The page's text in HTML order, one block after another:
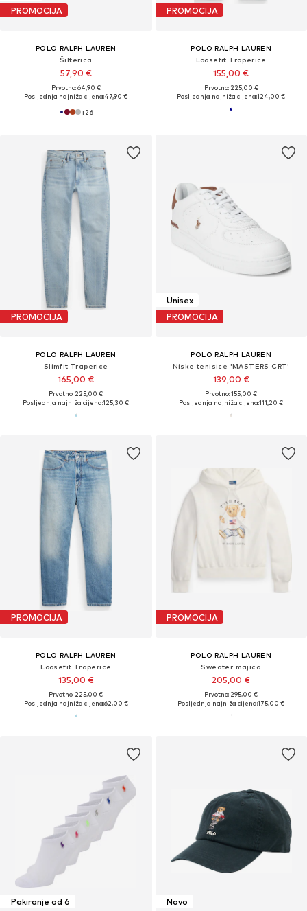
PROMOCIJA
POLO RALPH LAUREN
Šilterica
57,90 €
Prvotno: 64,90 €
Posljednja najniža cijena:47,90 €
+26
PROMOCIJA
POLO RALPH LAUREN
Loosefit Traperice
155,00 €
Prvotno: 225,00 €
Posljednja najniža cijena:124,00 €
PROMOCIJA
POLO RALPH LAUREN
Slimfit Traperice
165,00 €
Prvotno: 225,00 €
Posljednja najniža cijena:125,30 €
Unisex
PROMOCIJA
POLO RALPH LAUREN
Niske tenisice 'MASTERS CRT'
139,00 €
Prvotno: 155,00 €
Posljednja najniža cijena:111,20 €
PROMOCIJA
POLO RALPH LAUREN
Loosefit Traperice
135,00 €
Prvotno: 225,00 €
Posljednja najniža cijena:62,00 €
PROMOCIJA
POLO RALPH LAUREN
Sweater majica
205,00 €
Prvotno: 295,00 €
Posljednja najniža cijena:175,00 €
Pakiranje od 6 Novo